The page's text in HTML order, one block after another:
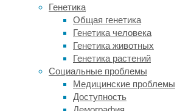
Генетика
Общая генетика
Генетика человека
Генетика животных
Генетика растений
Социальные проблемы
Медицинские проблемы
Доступность
форме
черепа.
частности,
эти
гоминиды
имели
крупные